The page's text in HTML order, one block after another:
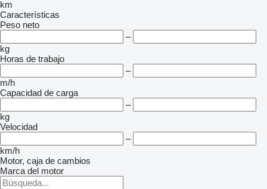
km
Características
Peso neto
–
kg
Horas de trabajo
–
m/h
Capacidad de carga
–
kg
Velocidad
–
km/h
Motor, caja de cambios
Marca del motor